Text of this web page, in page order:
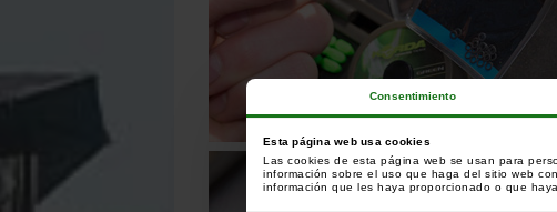
Consentimiento
Esta página web usa cookies
Las cookies de esta página web se usan para
información sobre el uso que haga del sitio web
información que les haya proporcionado o que